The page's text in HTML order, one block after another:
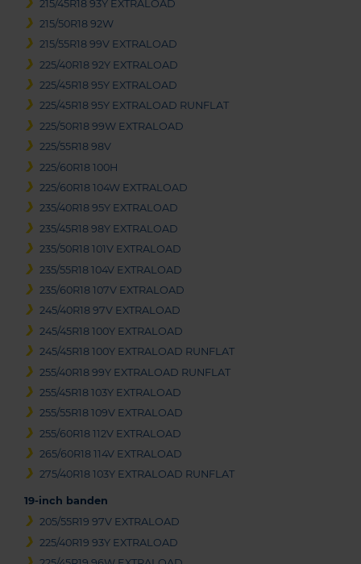
215/45R18 93Y EXTRALOAD
215/50R18 92W
215/55R18 99V EXTRALOAD
225/40R18 92Y EXTRALOAD
225/45R18 95Y EXTRALOAD
225/45R18 95Y EXTRALOAD RUNFLAT
225/50R18 99W EXTRALOAD
225/55R18 98V
225/60R18 100H
225/60R18 104W EXTRALOAD
235/40R18 95Y EXTRALOAD
235/45R18 98Y EXTRALOAD
235/50R18 101V EXTRALOAD
235/55R18 104V EXTRALOAD
235/60R18 107V EXTRALOAD
245/40R18 97V EXTRALOAD
245/45R18 100Y EXTRALOAD
245/45R18 100Y EXTRALOAD RUNFLAT
255/40R18 99Y EXTRALOAD RUNFLAT
255/45R18 103Y EXTRALOAD
255/55R18 109V EXTRALOAD
255/60R18 112V EXTRALOAD
265/60R18 114V EXTRALOAD
275/40R18 103Y EXTRALOAD RUNFLAT
19-inch banden
205/55R19 97V EXTRALOAD
225/40R19 93Y EXTRALOAD